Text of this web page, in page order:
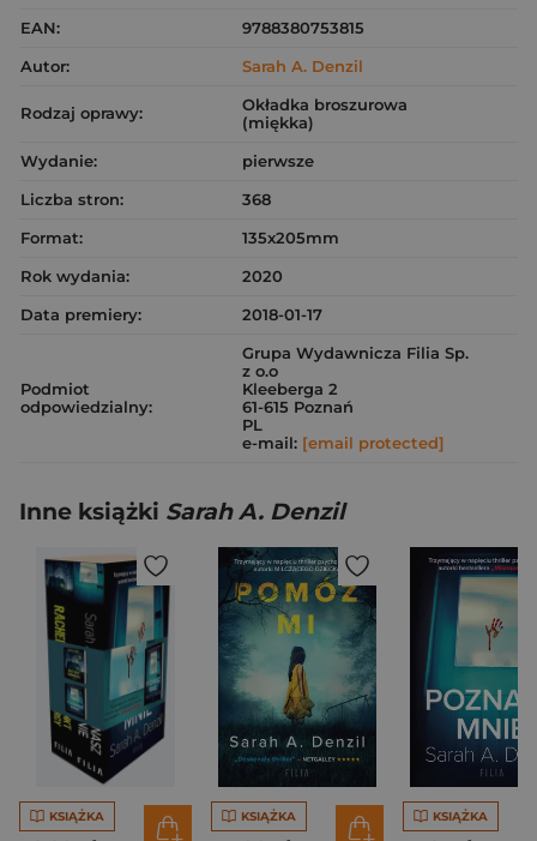
EAN:
9788380753815
Autor:
Sarah A. Denzil
Rodzaj oprawy:
Okładka broszurowa
(miękka)
Wydanie:
pierwsze
Liczba stron:
368
Format:
135x205mm
Rok wydania:
2020
Data premiery:
2018-01-17
Podmiot
odpowiedzialny:
Grupa Wydawnicza Filia Sp.
z o.o
Kleeberga 2
61-615 Poznań
PL
e-mail: [email protected]
Inne książki Sarah A. Denzil
KSIĄŻKA KSIĄŻKA KSIĄŻKA